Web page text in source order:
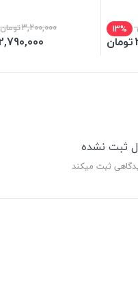
13%
تومان
3,200,000تومان
ثبت نشده
ثبت میکند